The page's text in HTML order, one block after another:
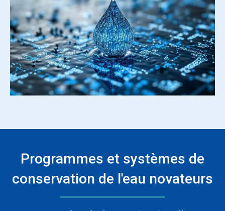
Programmes et systèmes de
conservation de l'eau novateurs